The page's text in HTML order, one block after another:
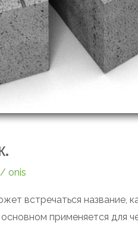
onis
встречаться название,
применяется для